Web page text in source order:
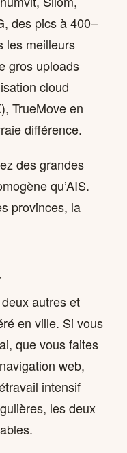
des pics à 400–
les meilleurs
gros uploads
cloud
TrueMove en
différence.
des grandes
qu’AIS.
provinces, la
autres et
en ville. Si vous
que vous faites
web,
intensif
les deux